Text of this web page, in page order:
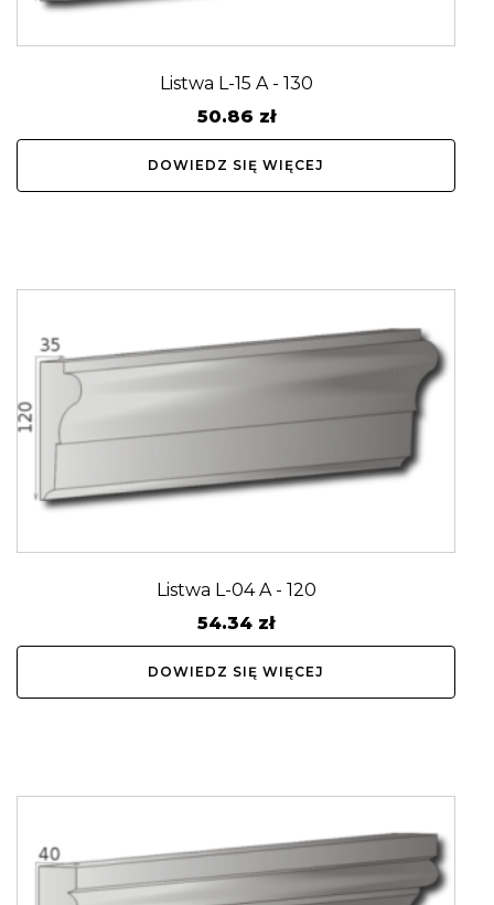
Listwa L-15 A - 130
50.86 zł
DOWIEDZ SIĘ WIĘCEJ
Listwa L-04 A - 120
54.34 zł
DOWIEDZ SIĘ WIĘCEJ